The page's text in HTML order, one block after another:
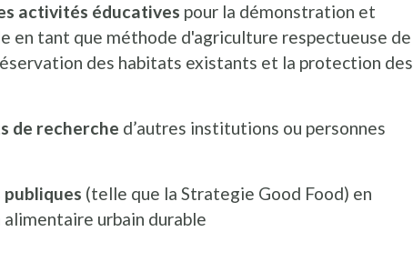
activités éducatives pour la démonstration et
en tant que méthode d'agriculture respectueuse de
des habitats existants et la protection des
de recherche d’autres institutions ou personnes
(telle que la Strategie Good Food) en
urbain durable